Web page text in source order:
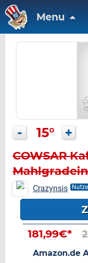
Menu
- 15° +
COWSAR
Crazynsis
181,99€*
Amazon.de